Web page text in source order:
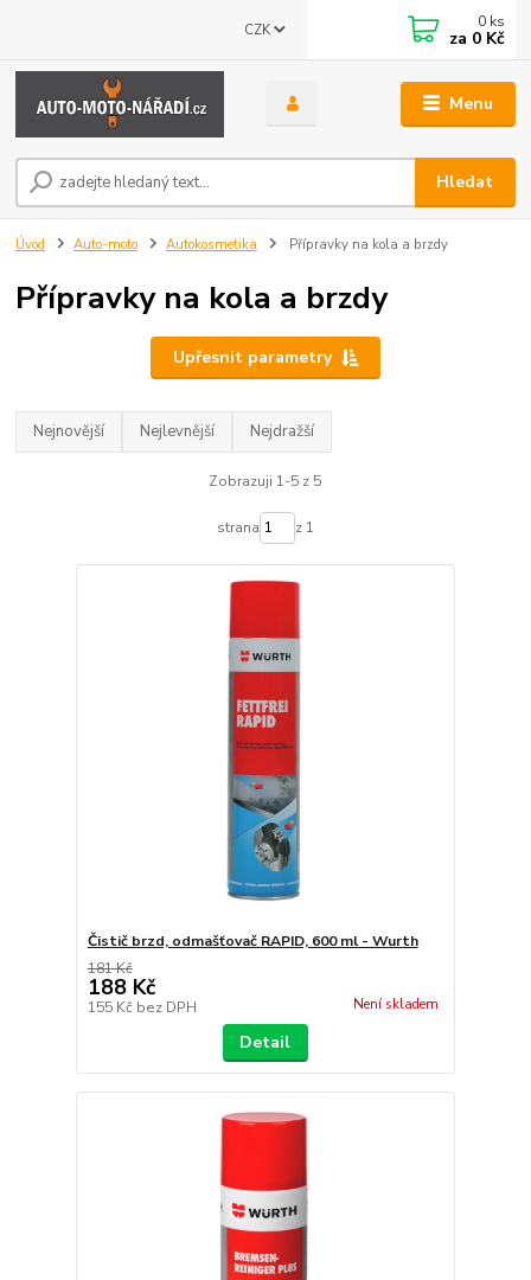
Menu
CZK
Hledat
0 ks
za 0 Kč
Úvod Auto-moto Autokosmetika Přípravky na kola a brzdy
Přípravky na kola a brzdy
Upřesnit parametry
Nejnovější Nejlevnější Nejdražší
Zobrazuji 1-5 z 5
strana z 1
Čistič brzd, odmašťovač RAPID, 600 ml - Wurth
181 Kč
188 Kč
155 Kč bez DPH Není skladem
Detail